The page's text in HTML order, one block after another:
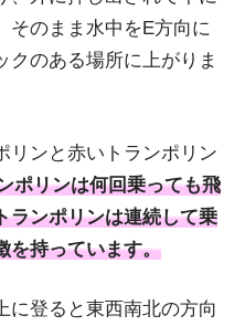
そのまま水中をE方向に
クのある場所に上がりま
リンと赤いトランポリン
ポリンは何回乗っても飛
ランポリンは連続して乗
を持っています。
に登ると東西南北の方向